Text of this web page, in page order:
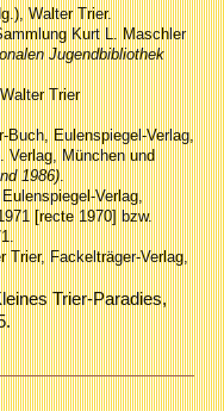
Walter Trier.
Kurt L. Maschler
Jugendbibliothek
Trier
Buch, Eulenspiegel-Verlag,
Verlag, München und
1986).
Verlag,
[recte 1970] bzw.
Trier, Fackelträger-Verlag,
Trier-Paradies,